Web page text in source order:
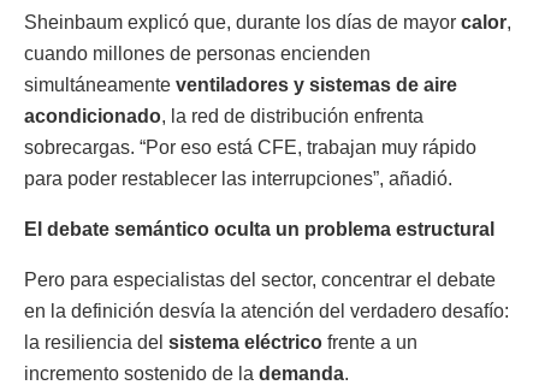
Sheinbaum explicó que, durante los días de mayor calor,
cuando millones de personas encienden
simultáneamente ventiladores y sistemas de aire
acondicionado, la red de distribución enfrenta
sobrecargas. “Por eso está CFE, trabajan muy rápido
para poder restablecer las interrupciones”, añadió.
El debate semántico oculta un problema estructural
Pero para especialistas del sector, concentrar el debate
en la definición desvía la atención del verdadero desafío:
la resiliencia del sistema eléctrico frente a un
incremento sostenido de la demanda.